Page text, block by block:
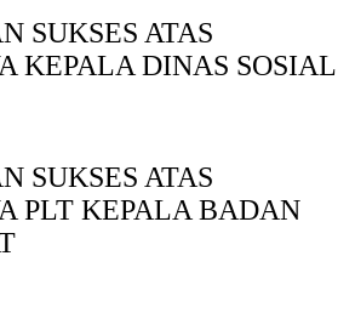
SUKSES ATAS
KEPALA DINAS SOSIAL
SUKSES ATAS
PLT KEPALA BADAN